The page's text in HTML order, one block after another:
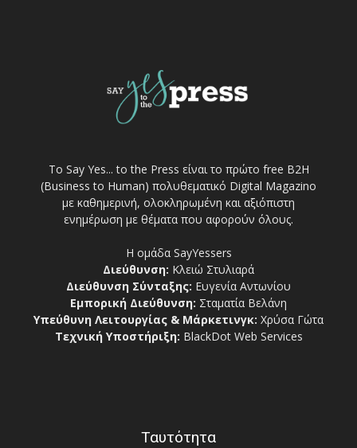
Το Say Yes... to the Press είναι το πρώτο free Β2Η
(Business to Human) πολυθεματικό Digital Magazino
με καθημερινή, ολοκληρωμένη και αξιόπιστη
ενημέρωση με θέματα που αφορούν όλους.
Η ομάδα SayYessers
Διεύθυνση: Κλειώ Στυλιαρά
Διεύθυνση Σύνταξης: Ευγενία Αντωνίου
Εμπορική Διεύθυνση: Σταματία Βελάνη
Υπεύθυνη Λειτουργίας & Μάρκετινγκ: Χρύσα Γώτα
Τεχνική Υποστήριξη: BlackDot Web Services
Ταυτότητα